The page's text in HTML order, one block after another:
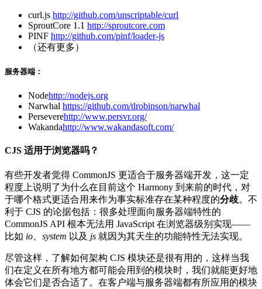
curl.js http://github.com/unscriptable/curl
SproutCore 1.1 http://sproutcore.com
PINF http://github.com/pinf/loader-js
（还有更多）
服务器端：
Nodehttp://nodejs.org
Narwhal https://github.com/tlrobinson/narwhal
Perseverehttp://www.persvr.org/
Wakandahttp://www.wakandasoft.com/
CJS 适用于浏览器吗？
有些开发者觉得 CommonJS 更适合于服务器端开发，这一定
程度上说明了为什么在目前这个 Harmony 到来前的时代，对
于哪个格式更适合用来作为事实标准存在某种程度的分歧。不
利于 CJS 的论据包括：很多处理面向服务器端特性的
CommonJS API 根本无法用 JavaScript 在浏览器级别实现——
比如 io system 以及 js 就因为其天生的功能特性无法实现。
尽管这样，了解如何架构 CJS 模块还是很有用的，这样当我
们在定义在所有地方都可能会用到的模块时，我们就能更好地
体会它们是否合适了。在客户端与服务器端都有所应用的模块